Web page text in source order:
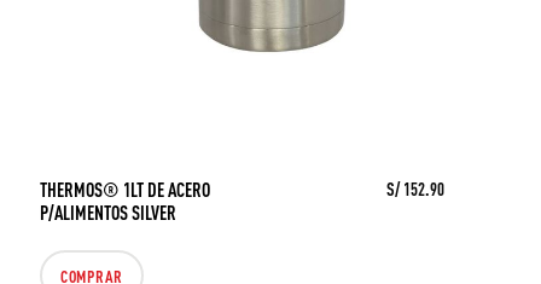
THERMOS® 1LT DE ACERO
P/ALIMENTOS SILVER
S/ 152.90
COMPRAR